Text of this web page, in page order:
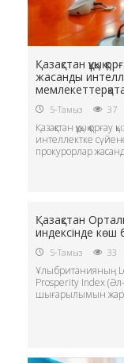
Қазақстан құқық
жасанды
5-Тамыз 37
Қазақстан құқық
интеллектке
прокурорлар
Қазақстан
индексінде көш
5-Тамыз 33
Ұлыбританияның
Prosperity Index (Әл-
шығарылымын